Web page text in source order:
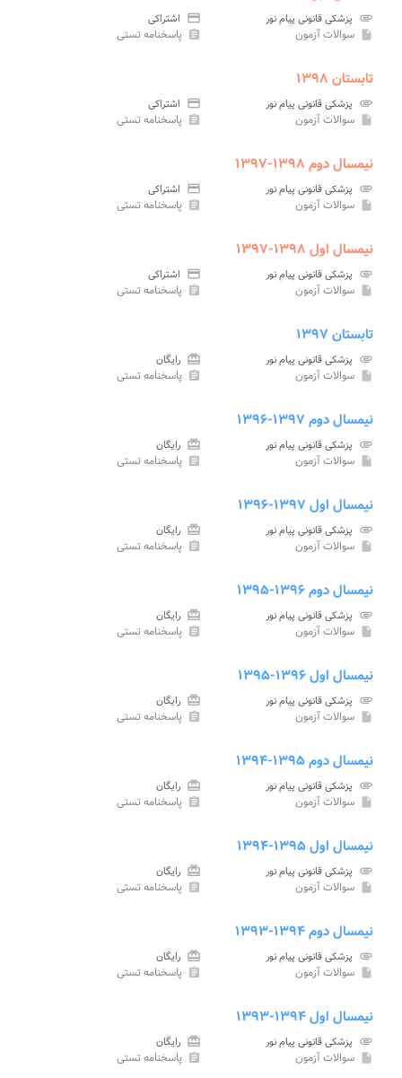
attachment پزشکی قانونی پیام نور credit_card اشتراکی
insert_drive_file سوالات آزمون assignment پاسخنامه تستی
تابستان ۱۳۹۸
attachment پزشکی قانونی پیام نور credit_card اشتراکی
insert_drive_file سوالات آزمون assignment پاسخنامه تستی
نیمسال دوم ۱۳۹۸-۱۳۹۷
attachment پزشکی قانونی پیام نور credit_card اشتراکی
insert_drive_file سوالات آزمون assignment پاسخنامه تستی
نیمسال اول ۱۳۹۸-۱۳۹۷
attachment پزشکی قانونی پیام نور credit_card اشتراکی
insert_drive_file سوالات آزمون assignment پاسخنامه تستی
تابستان ۱۳۹۷
attachment پزشکی قانونی پیام نور card_giftcard رایگان
insert_drive_file سوالات آزمون assignment پاسخنامه تستی
نیمسال دوم ۱۳۹۷-۱۳۹۶
attachment پزشکی قانونی پیام نور card_giftcard رایگان
insert_drive_file سوالات آزمون assignment پاسخنامه تستی
نیمسال اول ۱۳۹۷-۱۳۹۶
attachment پزشکی قانونی پیام نور card_giftcard رایگان
insert_drive_file سوالات آزمون assignment پاسخنامه تستی
نیمسال دوم ۱۳۹۶-۱۳۹۵
attachment پزشکی قانونی پیام نور card_giftcard رایگان
insert_drive_file سوالات آزمون assignment پاسخنامه تستی
نیمسال اول ۱۳۹۶-۱۳۹۵
attachment پزشکی قانونی پیام نور card_giftcard رایگان
insert_drive_file سوالات آزمون assignment پاسخنامه تستی
نیمسال دوم ۱۳۹۵-۱۳۹۴
attachment پزشکی قانونی پیام نور card_giftcard رایگان
insert_drive_file سوالات آزمون assignment پاسخنامه تستی
نیمسال اول ۱۳۹۵-۱۳۹۴
attachment پزشکی قانونی پیام نور card_giftcard رایگان
insert_drive_file سوالات آزمون assignment پاسخنامه تستی
نیمسال دوم ۱۳۹۴-۱۳۹۳
attachment پزشکی قانونی پیام نور card_giftcard رایگان
insert_drive_file سوالات آزمون assignment پاسخنامه تستی
نیمسال اول ۱۳۹۴-۱۳۹۳
attachment پزشکی قانونی پیام نور card_giftcard رایگان
insert_drive_file سوالات آزمون assignment پاسخنامه تستی